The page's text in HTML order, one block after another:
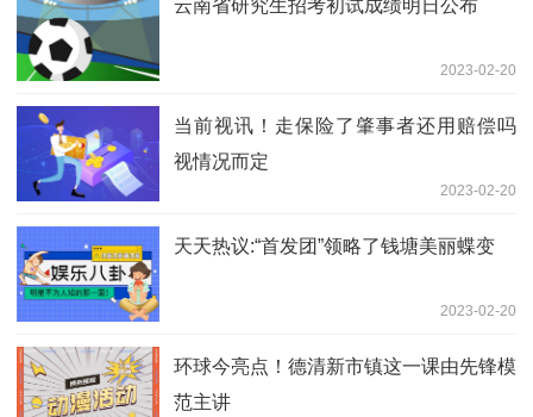
云南省研究生招考初试成绩明日公布
2023-02-20
当前视讯！走保险了肇事者还用赔偿吗
视情况而定
2023-02-20
天天热议:“首发团”领略了钱塘美丽蝶变
2023-02-20
环球今亮点！德清新市镇这一课由先锋模
范主讲